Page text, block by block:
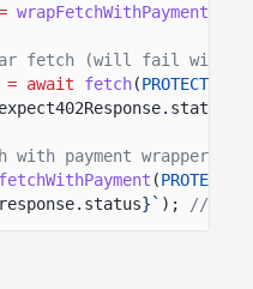
wrapFetchWithPayment
fetch (will fail with
= await fetch(
expect402Response. status
payment wrapper
fetchWithPayment (
response. status}` ); // 200